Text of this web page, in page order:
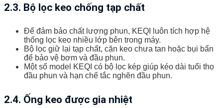
2.3. Bộ lọc keo chống tạp chất
Để đảm bảo chất lượng phun, KEQI luôn tích hợp hệ
thống lọc keo nhiều lớp bên trong máy.
Bộ lọc giữ lại tạp chất, cặn keo chưa tan hoặc bụi bẩn
để bảo vệ bơm và đầu phun.
Một số model KEQI có bộ lọc kép giúp kéo dài tuổi thọ
đầu phun và hạn chế tắc nghẽn đầu phun.
2.4. Ống keo được gia nhiệt